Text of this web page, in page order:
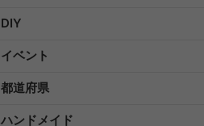
DIY
イベント
都道府県
ハンドメイド